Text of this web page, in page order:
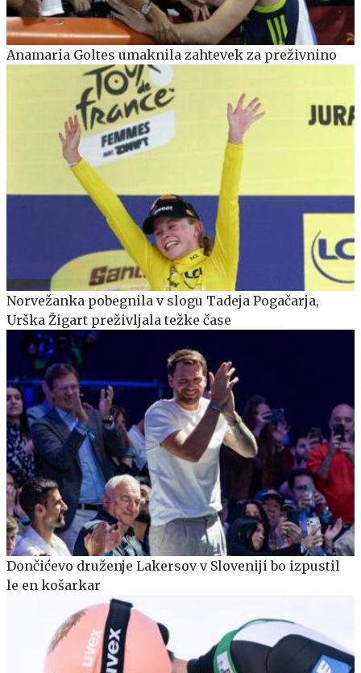
Anamaria Goltes umaknila zahtevek za preživnino
Norvežanka pobegnila v slogu Tadeja Pogačarja,
Urška Žigart preživljala težke čase
Dončićevo druženje Lakersov v Sloveniji bo izpustil
le en košarkar